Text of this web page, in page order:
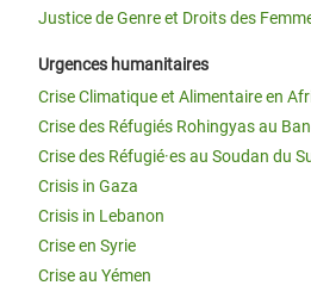
Justice de Genre et Droits des
Urgences humanitaires
Crise Climatique et Alimentaire en
Crise des Réfugiés Rohingyas au
Crise des Réfugié·es au Soudan du
Crisis in Gaza
Crisis in Lebanon
Crise en Syrie
Crise au Yémen